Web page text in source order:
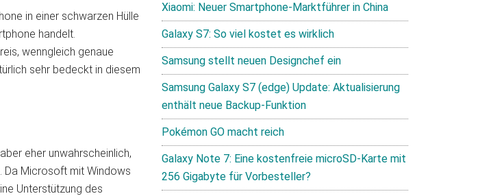
in einer schwarzen Hülle
handelt.
wenngleich genaue
sehr bedeckt in diesem
eher unwahrscheinlich,
Da Microsoft mit Windows
Unterstützung des
Xiaomi: Neuer Smartphone-Marktführer in China
Galaxy S7: So viel kostet es wirklich
Samsung stellt neuen Designchef ein
Samsung Galaxy S7 (edge) Update: Aktualisierung
enthält neue Backup-Funktion
Pokémon GO macht reich
Galaxy Note 7: Eine kostenfreie microSD-Karte mit
256 Gigabyte für Vorbesteller?